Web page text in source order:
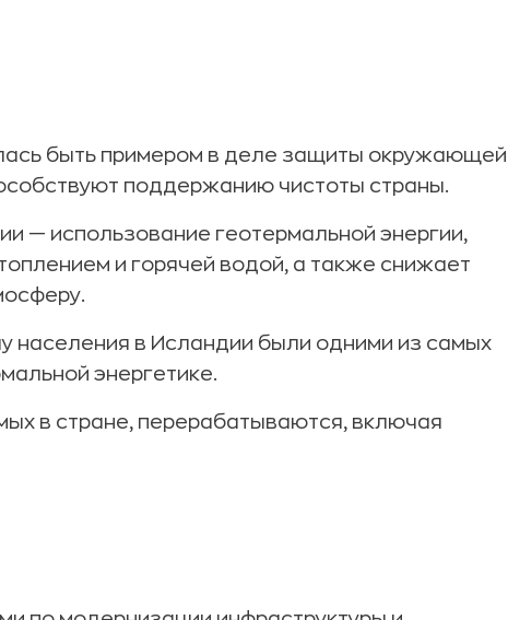
быть примером в деле защиты окружающей
поддержанию чистоты страны.
— использование геотермальной энергии,
и горячей водой, а также снижает
населения в Исландии были одними из самых
энергетике.
в стране, перерабатываются, включая